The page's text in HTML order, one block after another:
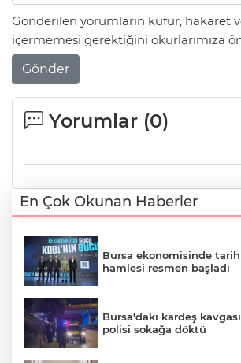
Gönderilen yorumların küfür, hakaret
içermemesi gerektiğini okurlarımıza
Gönder
Yorumlar (0)
En Çok Okunan Haberler
Bursa ekonomisinde
hamlesi resmen başladı
Bursa'daki kardeş
polisi sokağa döktü